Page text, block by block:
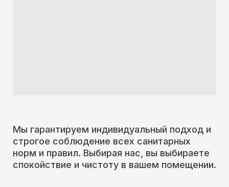
Мы гарантируем индивидуальный подход и
строгое соблюдение всех санитарных
норм и правил. Выбирая нас, вы выбираете
спокойствие и чистоту в вашем помещении.